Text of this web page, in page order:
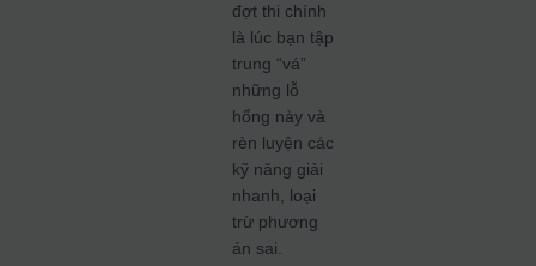
đợt thi chính
là lúc bạn tập
trung “vá”
những lỗ
hổng này và
rèn luyện các
kỹ năng giải
nhanh, loại
trừ phương
án sai.